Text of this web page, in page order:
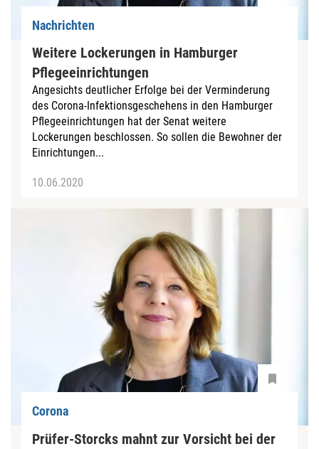
Nachrichten
Weitere Lockerungen in Hamburger
Pflegeeinrichtungen
Angesichts deutlicher Erfolge bei der Verminderung
des Corona-Infektionsgeschehens in den Hamburger
Pflegeeinrichtungen hat der Senat weitere
Lockerungen beschlossen. So sollen die Bewohner der
Einrichtungen...
10.06.2020
Corona
Prüfer-Storcks mahnt zur Vorsicht bei der